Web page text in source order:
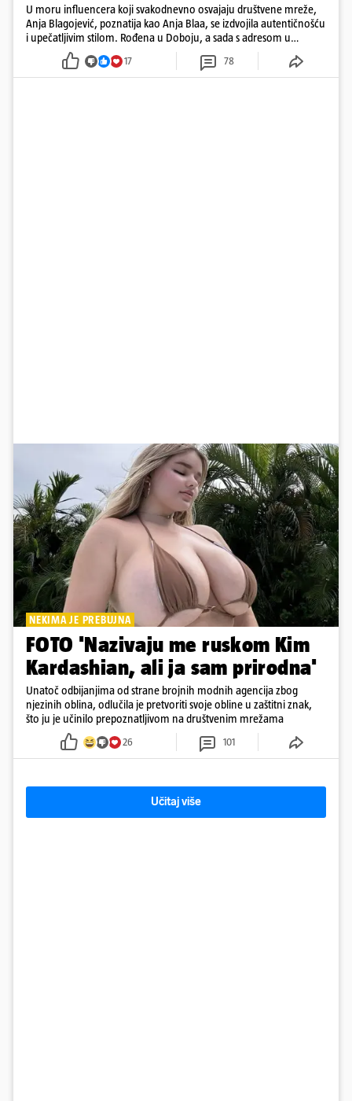
U moru influencera koji svakodnevno osvajaju društvene mreže,
Anja Blagojević, poznatija kao Anja Blaa, se izdvojila autentičnošću
i upečatljivim stilom. Rođena u Doboju, a sada s adresom u
Dubaiju, Anja je spoj glamura, discipline i mladenačke energije
17 78
NEKIMA JE PREBUJNA
FOTO 'Nazivaju me ruskom Kim
Kardashian, ali ja sam prirodna'
Unatoč odbijanjima od strane brojnih modnih agencija zbog
njezinih oblina, odlučila je pretvoriti svoje obline u zaštitni znak,
što ju je učinilo prepoznatljivom na društvenim mrežama
26 101
Učitaj više